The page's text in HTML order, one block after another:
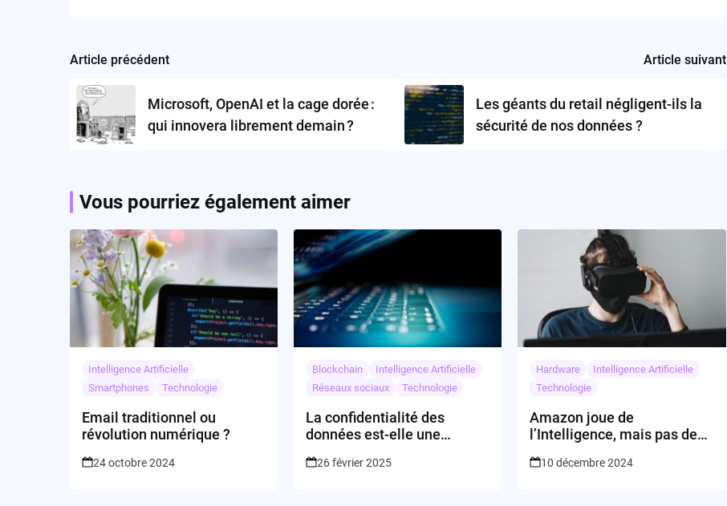
Post
navigation
Article précédent
Microsoft, OpenAI et la cage dorée :
qui innovera librement demain ?
Article suivant
Les géants du retail négligent-ils la
sécurité de nos données ?
Vous pourriez également aimer
Intelligence Artificielle
Smartphones
Technologie
Email traditionnel ou
révolution numérique ?
24 octobre 2024
Blockchain
Intelligence Artificielle
Réseaux sociaux
Technologie
La confidentialité des
données est-elle une
26 février 2025
Hardware
Intelligence Artificielle
Technologie
Amazon joue de
l’Intelligence, mais pas de
10 décembre 2024